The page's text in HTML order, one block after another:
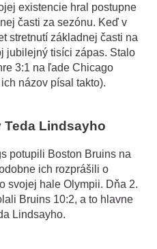
existencie hral postupne
časti za sezónu. Keď v
stretnutí základnej časti na
jubilejný tisíci zápas. Stalo
3:1 na ľade Chicago
názov písal takto).
Teda Lindsayho
potupili Boston Bruins na
ich rozprášili o
svojej hale Olympii. Dňa 2.
Bruins 10:2, a to hlavne
Lindsayho.